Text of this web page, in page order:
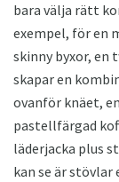
bara välja rätt
exempel, för en
skinny byxor, en
skapar en
ovanför knäet,
pastellfärgad
läderjacka plus
kan se är